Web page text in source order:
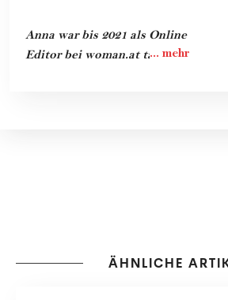
Anna war bis 2021 als Online
Editor bei woman.at tätig
ÄHNLICHE